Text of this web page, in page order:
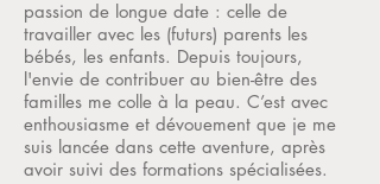
passion de longue date : celle de
travailler avec les (futurs) parents les
bébés, les enfants. Depuis toujours,
l'envie de contribuer au bien-être des
familles me colle à la peau. C’est avec
enthousiasme et dévouement que je me
suis lancée dans cette aventure, après
avoir suivi des formations spécialisées.